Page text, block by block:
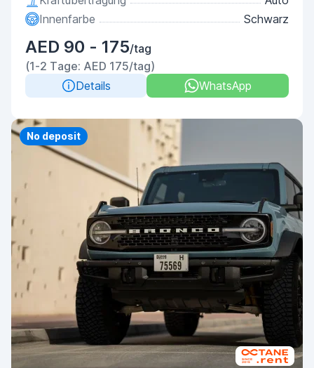
Innenfarbe
Schwarz
AED 90 - 175/tag
(1-2 Tage: AED 175/tag)
Details
WhatsApp
Priority
No deposit